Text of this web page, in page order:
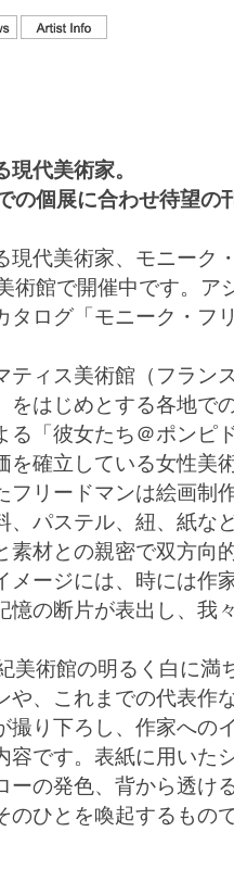
代美術家。
の個展に合わせ待望の
現代美術家、モニーク
術館で開催中です。ア
タログ「モニーク・フ
ティス美術館（フラン
をはじめとする各地で
る「彼女たち＠ポンピ
を確立している女性美
フリードマンは絵画制
、パステル、紐、紙な
素材との親密で双方向
メージには、時には作
憶の断片が表出し、我
美術館の明るく白に満
や、これまでの代表作
撮り下ろし、作家への
容です。表紙に用いた
ーの発色、背から透け
のひとを喚起するもの